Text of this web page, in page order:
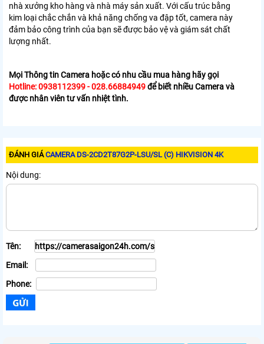
nhà xưởng kho hàng và nhà máy sản xuất. Với cấu trúc bằng
kim loại chắc chắn và khả năng chống va đập tốt, camera này
đảm bảo công trình của bạn sẽ được bảo vệ và giám sát chất
lượng nhất.
Mọi Thông tin Camera hoặc có nhu cầu mua hàng hãy gọi
Hotline: 0938112399 - 028.66884949để biết nhiều Camera và
được nhân viên tư vấn nhiệt tình.
ĐÁNH GIÁCAMERA DS-2CD2T87G2P-LSU/SL (C) HIKVISION 4K
Nội dung:
Tên:
Email:
Phone: